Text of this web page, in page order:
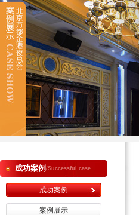
成功案例 /Successful case
成功案例
案例展示